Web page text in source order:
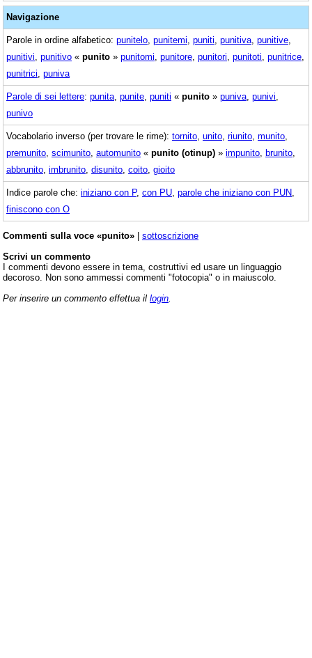
Navigazione
Parole in ordine alfabetico: punitelo punitemi puniti punitiva punitive
punitivi punitivo « punito » punitomi punitore punitori punitoti punitrice
punitrici puniva
Parole di sei lettere: punita punite puniti « punito » puniva punivi
punivo
Vocabolario inverso (per trovare le rime): tornito unito riunito munito
premunito scimunito automunito « punito (otinup) » impunito brunito
abbrunito imbrunito disunito coito gioito
Indice parole che: iniziano con P, con PU parole che iniziano con PUN
finiscono con O
Commenti sulla voce «punito» | sottoscrizione
Scrivi un commento
I commenti devono essere in tema, costruttivi ed usare un linguaggio
decoroso. Non sono ammessi commenti "fotocopia" o in maiuscolo.
Per inserire un commento effettua il login